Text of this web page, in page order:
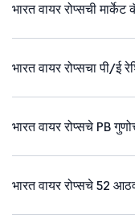
भारत वायर रोप्सची
भारत वायर रोप्सचा पी/ई
भारत वायर रोप्सचे PB
भारत वायर रोप्सचे 52